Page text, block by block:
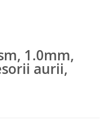
1.0mm,
aurii,